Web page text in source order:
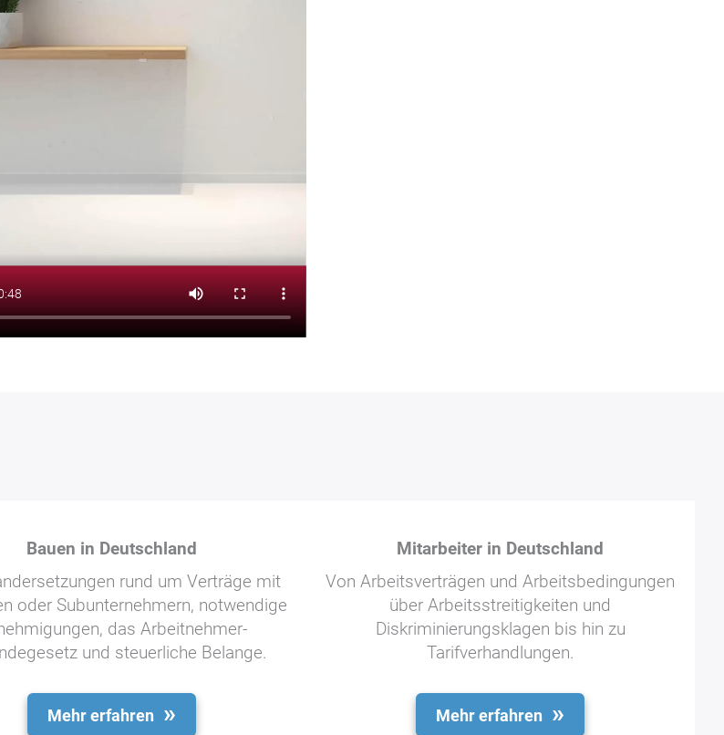
Bauen in Deutschland
rund um Verträge mit
oder Subunternehmern, notwendige
das Arbeitnehmer-
und steuerliche Belange.
Mehr erfahren
Mitarbeiter in Deutschland
Von Arbeitsverträgen und Arbeitsbedingungen
über Arbeitsstreitigkeiten und
Diskriminierungsklagen bis hin zu
Tarifverhandlungen.
Mehr erfahren